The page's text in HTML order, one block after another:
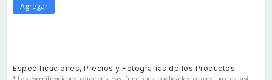
Agregar
Especificaciones, Precios y Fotografías de los Productos: